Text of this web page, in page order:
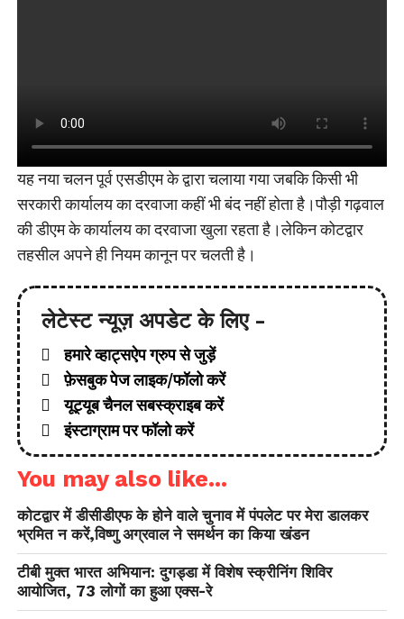
यह नया चलन पूर्व एसडीएम के द्वारा चलाया गया जबकि किसी भी
सरकारी कार्यालय का दरवाजा कहीं भी बंद नहीं होता है।पौड़ी गढ़वाल
की डीएम के कार्यालय का दरवाजा खुला रहता है।लेकिन कोटद्वार
तहसील अपने ही नियम कानून पर चलती है।
लेटेस्ट न्यूज़ अपडेट के लिए -
हमारे व्हाट्सऐप ग्रुप से जुड़ें
फ़ेसबुक पेज लाइक/फॉलो करें
यूट्यूब चैनल सबस्क्राइब करें
इंस्टाग्राम पर फॉलो करें
You may also like...
कोटद्वार में डीसीडीएफ के होने वाले चुनाव में पंपलेट पर मेरा डालकर
भ्रमित न करें,विष्णु अग्रवाल ने समर्थन का किया खंडन
टीबी मुक्त भारत अभियान: दुगड्डा में विशेष स्क्रीनिंग शिविर
आयोजित, 73 लोगों का हुआ एक्स-रे